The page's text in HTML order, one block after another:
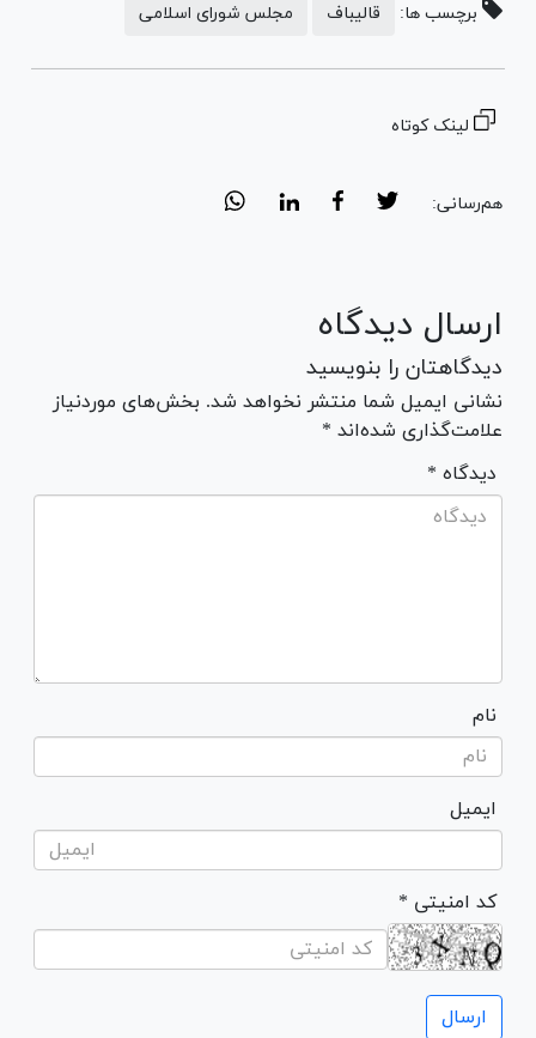
برچسب ها: قالیباف مجلس شورای اسلامی
لینک کوتاه
هم‌رسانی:
ارسال دیدگاه
دیدگاهتان را بنویسید
نشانی ایمیل شما منتشر نخواهد شد. بخش‌های موردنیاز
علامت‌گذاری شده‌اند *
* دیدگاه
نام
ایمیل
* کد امنیتی